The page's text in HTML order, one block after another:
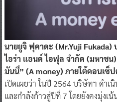
นายยูจิ ฟุคาดะ (Mr.Yuji Fukada)
ไอร่า แอนด์ ไอฟุล จำกัด (มหาชน
มันนี่” (A money) ภายใต้คอนเซ็ป
เปิดเผยว่า ในปี 2564 บริษัทฯ ดำเ
และกำลังก้าวสู่ปีที่ 7 โดยยังคงมุ่งเ